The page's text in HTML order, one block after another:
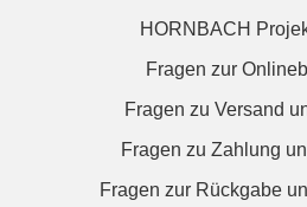
HORNBACH
Fragen zur
Fragen zu Versand
Fragen zu Zahlung
Fragen zur Rückgabe